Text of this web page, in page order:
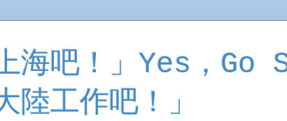
海吧！」Yes，Go
陸工作吧！」